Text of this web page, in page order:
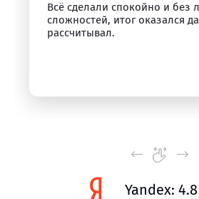
Всё сделали спокойно и без
сложностей, итог оказался
рассчитывал.
Yandex: 4.8